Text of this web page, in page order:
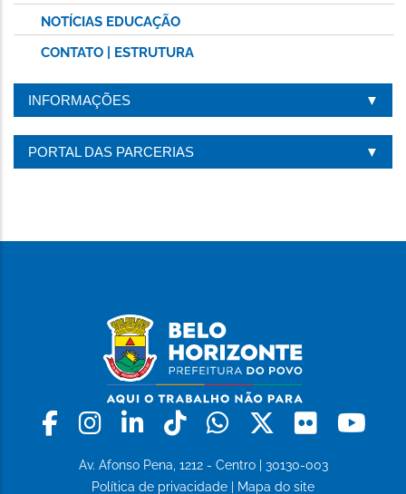
NOTÍCIAS EDUCAÇÃO
CONTATO | ESTRUTURA
INFORMAÇÕES
PORTAL DAS PARCERIAS
Facebook
Instagram
LinkedinTiktokWhatsapp
X Flickr
Av. Afonso Pena, 1212 - Centro | 30130-003
Política de privacidade
Mapa do site